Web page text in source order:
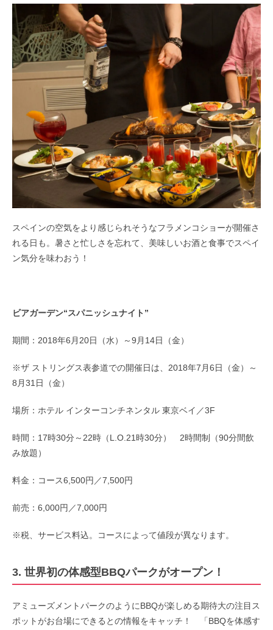
スペインの空気をより感じられそうなフラメンコショーが開催さ
れる日も。暑さと忙しさを忘れて、美味しいお酒と食事でスペイ
ン気分を味わおう！
ビアガーデン“スパニッシュナイト”
期間：2018年6月20日（水）～9月14日（金）
※ザ ストリングス表参道での開催日は、2018年7月6日（金）～
8月31日（金）
場所：ホテル インターコンチネンタル 東京ベイ／3F
時間：17時30分～22時（L.O.21時30分） 2時間制（90分間飲
み放題）
料金：コース6,500円／7,500円
前売：6,000円／7,000円
※税、サービス料込。コースによって値段が異なります。
3. 世界初の体感型BBQパークがオープン！
アミューズメントパークのようにBBQが楽しめる期待大の注目ス
ポットがお台場にできるとの情報をキャッチ！ 「BBQを体感す